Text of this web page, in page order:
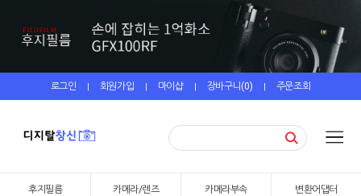
로그인 | 회원가입 | 마이샵 | 장바구니(0) | 주문조회
후지필름 카메라/렌즈 카메라부속 변환어댑터